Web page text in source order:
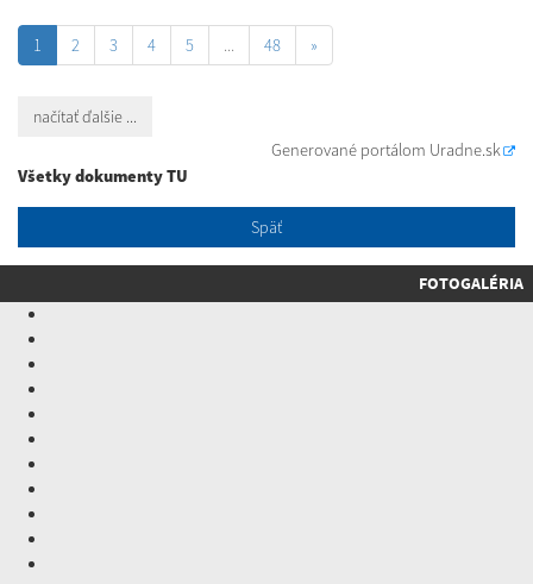
1 2 3 4 5 ... 48 »
načítať ďalšie ...
Generované portálom Uradne.sk
Všetky dokumenty TU
Späť
FOTOGALÉRIA